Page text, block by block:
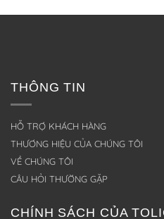
THÔNG TIN
HỖ TRỢ KHÁCH HÀNG
THƯƠNG HIỆU CỦA CHÚNG TÔI
VỀ CHÚNG TÔI
CÂU HỎI THƯỜNG GẶP
CHÍNH SÁCH CỦA